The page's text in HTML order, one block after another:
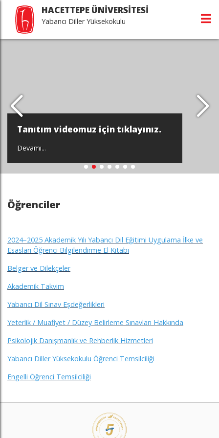
HACETTEPE ÜNİVERSİTESİ
Yabancı Diller Yüksekokulu
Tanıtım videomuz için tıklayınız.
Devamı...
Öğrenciler
2024–2025 Akademik Yılı Yabancı Dil Eğitimi Uygulama İlke ve
Esasları Öğrenci Bilgilendirme El Kitabı
Belger ve Dilekçeler
Akademik Takvim
Yabancı Dil Sınav Eşdeğerlikleri
Yeterlik / Muafiyet / Düzey Belirleme Sınavları Hakkında
Psikolojik Danışmanlık ve Rehberlik Hizmetleri
Yabancı Diller Yüksekokulu Öğrenci Temsilciliği
Engelli Öğrenci Temsilciliği